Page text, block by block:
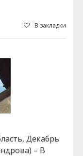
В закладки
Декабрь
– В